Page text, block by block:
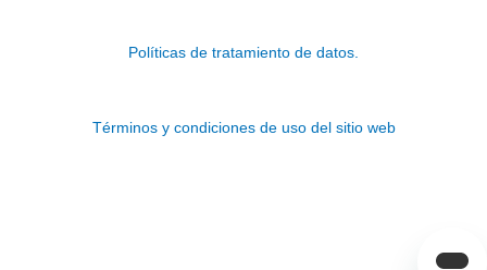
o
g
b
d
Políticas de tratamiento de datos.
Términos y condiciones de uso del sitio web